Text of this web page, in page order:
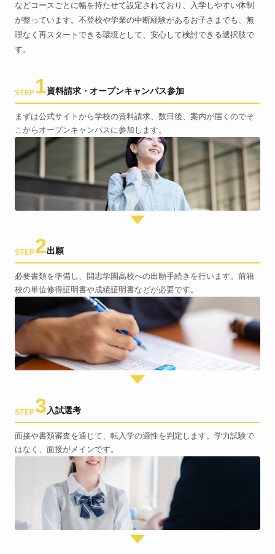
などコースごとに幅を持たせて設定されており、入学しやすい体制
が整っています。不登校や学業の中断経験があるお子さまでも、無
理なく再スタートできる環境として、安心して検討できる選択肢で
す。
STEP 1資料請求・オープンキャンパス参加
まずは公式サイトから学校の資料請求、数日後、案内が届くのでそ
こからオープンキャンパスに参加します。
STEP2出願
必要書類を準備し、開志学園高校への出願手続きを行います。前籍
校の単位修得証明書や成績証明書などが必要です。
STEP3 入試選考
面接や書類審査を通じて、転入学の適性を判定します。学力試験で
はなく、面接がメインです。